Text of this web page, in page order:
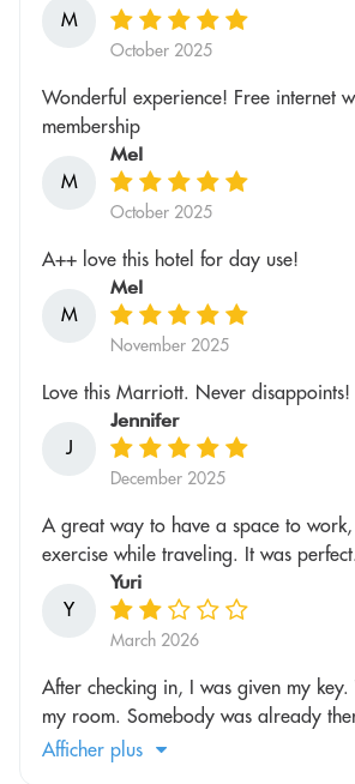
M
October 2025
Wonderful experience! Free internet
membership
M
Mel
October 2025
A++ love this hotel for day use!
M
Mel
November 2025
Love this Marriott. Never disappoints!
J
Jennifer
December 2025
A great way to have a space to
exercise while traveling. It was perfect.
Y
Yuri
March 2026
After checking in, I was given my
my room. Somebody was already
Afficher plus